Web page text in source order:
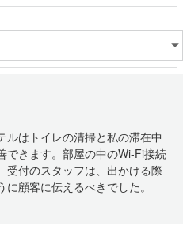
ルはトイレの清掃と私の滞在中
できます。部屋の中のWi-Fi接続
受付のスタッフは、出かける際
顧客に伝えるべきでした。